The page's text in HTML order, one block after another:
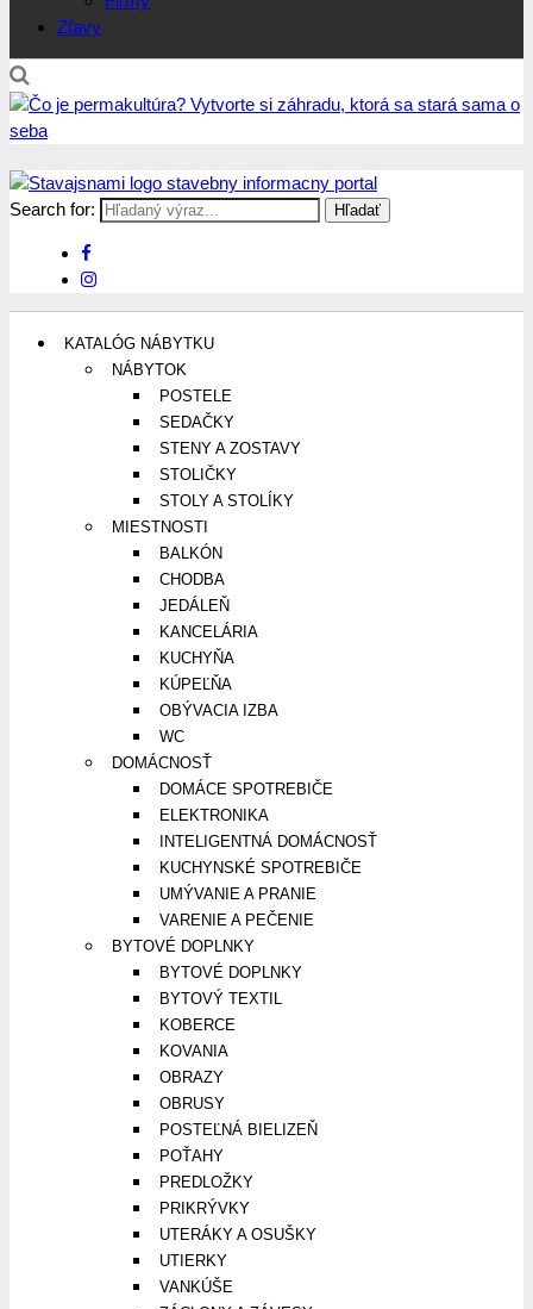
Zľavy
Stavajsnami.sk
Stavebníctvo, stavby, byty, domy a všetko o nich
Search for:
KATALÓG NÁBYTKU
NÁBYTOK
POSTELE
SEDAČKY
STENY A ZOSTAVY
STOLIČKY
STOLY A STOLÍKY
MIESTNOSTI
BALKÓN
CHODBA
JEDÁLEŇ
KANCELÁRIA
KUCHYŇA
KÚPEĽŇA
OBÝVACIA IZBA
WC
DOMÁCNOSŤ
DOMÁCE SPOTREBIČE
ELEKTRONIKA
INTELIGENTNÁ DOMÁCNOSŤ
KUCHYNSKÉ SPOTREBIČE
UMÝVANIE A PRANIE
VARENIE A PEČENIE
BYTOVÉ DOPLNKY
BYTOVÉ DOPLNKY
BYTOVÝ TEXTIL
KOBERCE
KOVANIA
OBRAZY
OBRUSY
POSTEĽNÁ BIELIZEŇ
POŤAHY
PREDLOŽKY
PRIKRÝVKY
UTERÁKY A OSUŠKY
UTIERKY
VANKÚŠE